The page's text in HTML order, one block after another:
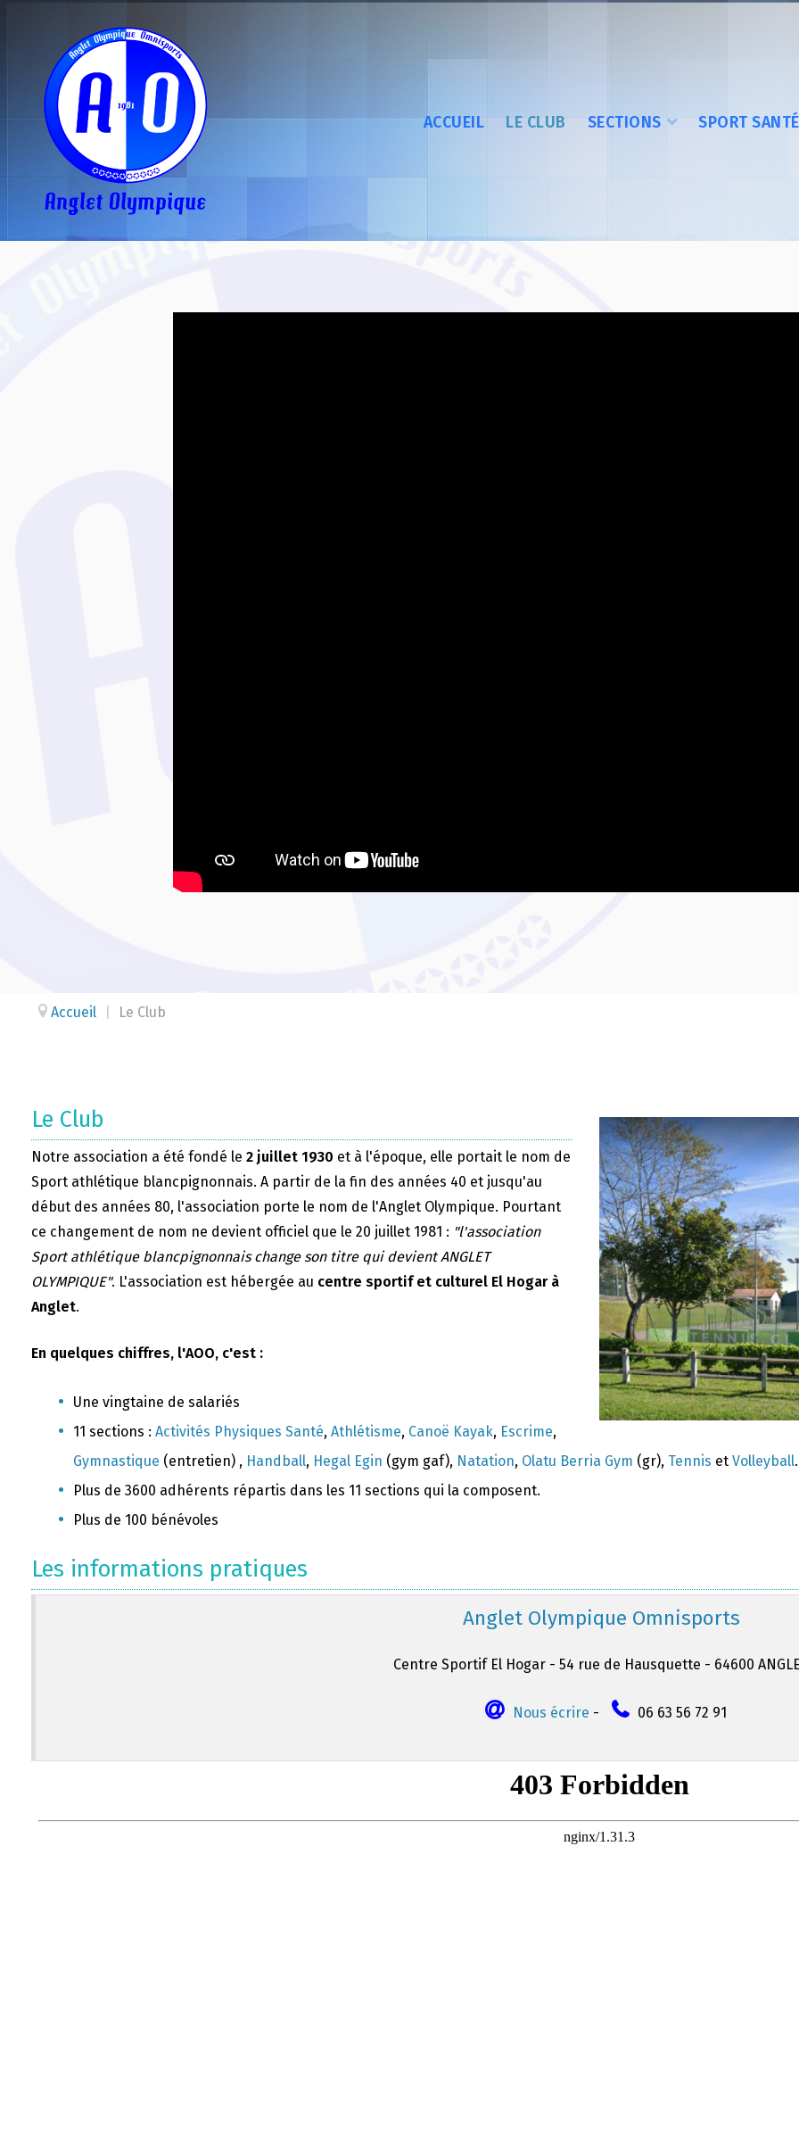
ACCUEIL LE CLUB SECTIONS SPORT SANTÉ
Accueil Le Club
Le Club
Notre association a été fondé le 2 juillet 1930 et à l'époque, elle portait le nom de
Sport athlétique blancpignonnais. A partir de la fin des années 40 et jusqu'au
début des années 80, l'association porte le nom de l'Anglet Olympique. Pourtant
ce changement de nom ne devient officiel que le 20 juillet 1981 : "l'association
Sport athlétique blancpignonnais change son titre qui devient ANGLET
OLYMPIQUE". L'association est hébergée au centre sportif et culturel El Hogar à
Anglet.
En quelques chiffres, l'AOO, c'est :
Une vingtaine de salariés
11 sections : Activités Physiques Santé, Athlétisme, Canoë Kayak, Escrime,
Gymnastique (entretien) , Handball, Hegal Egin (gym gaf), Natation, Olatu Berria Gym (gr), Tennis et Volleyball.
Plus de 3600 adhérents répartis dans les 11 sections qui la composent.
Plus de 100 bénévoles
Les informations pratiques
Anglet Olympique Omnisports
Centre Sportif El Hogar - 54 rue de Hausquette - 64600
Nous écrire - 06 63 56 72 91